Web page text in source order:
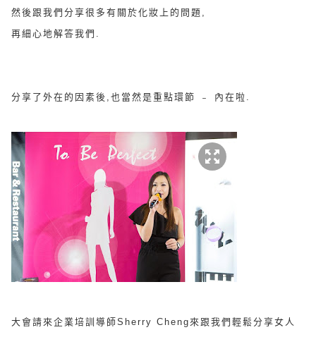
然後跟我們分享很多有關於化妝上的問題,
再細心地解答我們.
分享了外在的因素後,也當然是重點環節 ﹣ 內在啦.
大會請來企業培訓導師Sherry Cheng來跟我們輕鬆分享女人